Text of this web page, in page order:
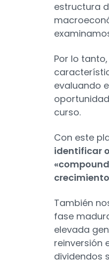
estructura
Por lo
evaluando
curso.
Con este
identificar
También
fase
elevada
reinversión
dividendos